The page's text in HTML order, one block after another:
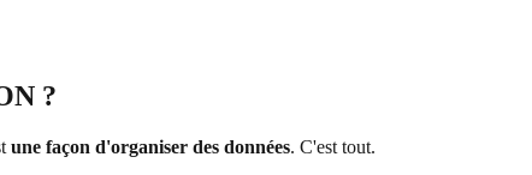
?
une façon d'organiser des données. C'est tout.